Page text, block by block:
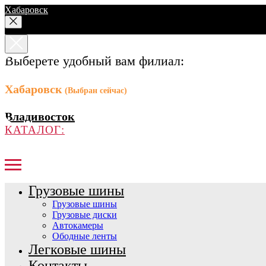
Хабаровск
Выберете удобный вам филиал:
Хабаровск (Выбран сейчас)
Владивосток
КАТАЛОГ:
Грузовые шины
Грузовые шины
Грузовые диски
Автокамеры
Ободные ленты
Легковые шины